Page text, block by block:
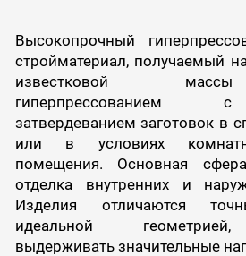
Высокопрочный
стройматериал, получаемый
известковой
гиперпрессованием
затвердеванием заготовок в
или в условиях
помещения. Основная
отделка внутренних и
Изделия отличаются
идеальной
выдерживать значительные